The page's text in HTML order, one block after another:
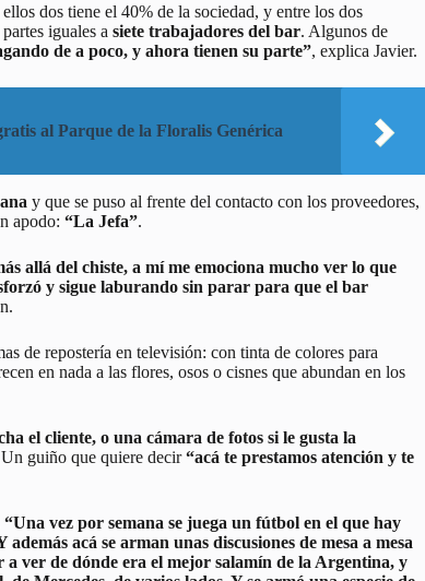
dos tiene el 40% de la sociedad, y entre los dos
iguales a siete trabajadores del bar. Algunos de
de a poco, y ahora tienen su parte”, explica Javier.
al Parque de la Floralis Genérica
y que se puso al frente del contacto con los proveedores,
apodo: “La Jefa”.
allá del chiste, a mí me emociona mucho ver lo que
y sigue laburando sin parar para que el bar
de repostería en televisión: con tinta de colores para
en nada a las flores, osos o cisnes que abundan en los
el cliente, o una cámara de fotos si le gusta la
guiño que quiere decir“acá te prestamos atención y te
“Una vez por semana se juega un fútbol en el que hay
acá se arman unas discusiones de mesa a mesa
a ver de dónde era el mejor salamín de la Argentina, y